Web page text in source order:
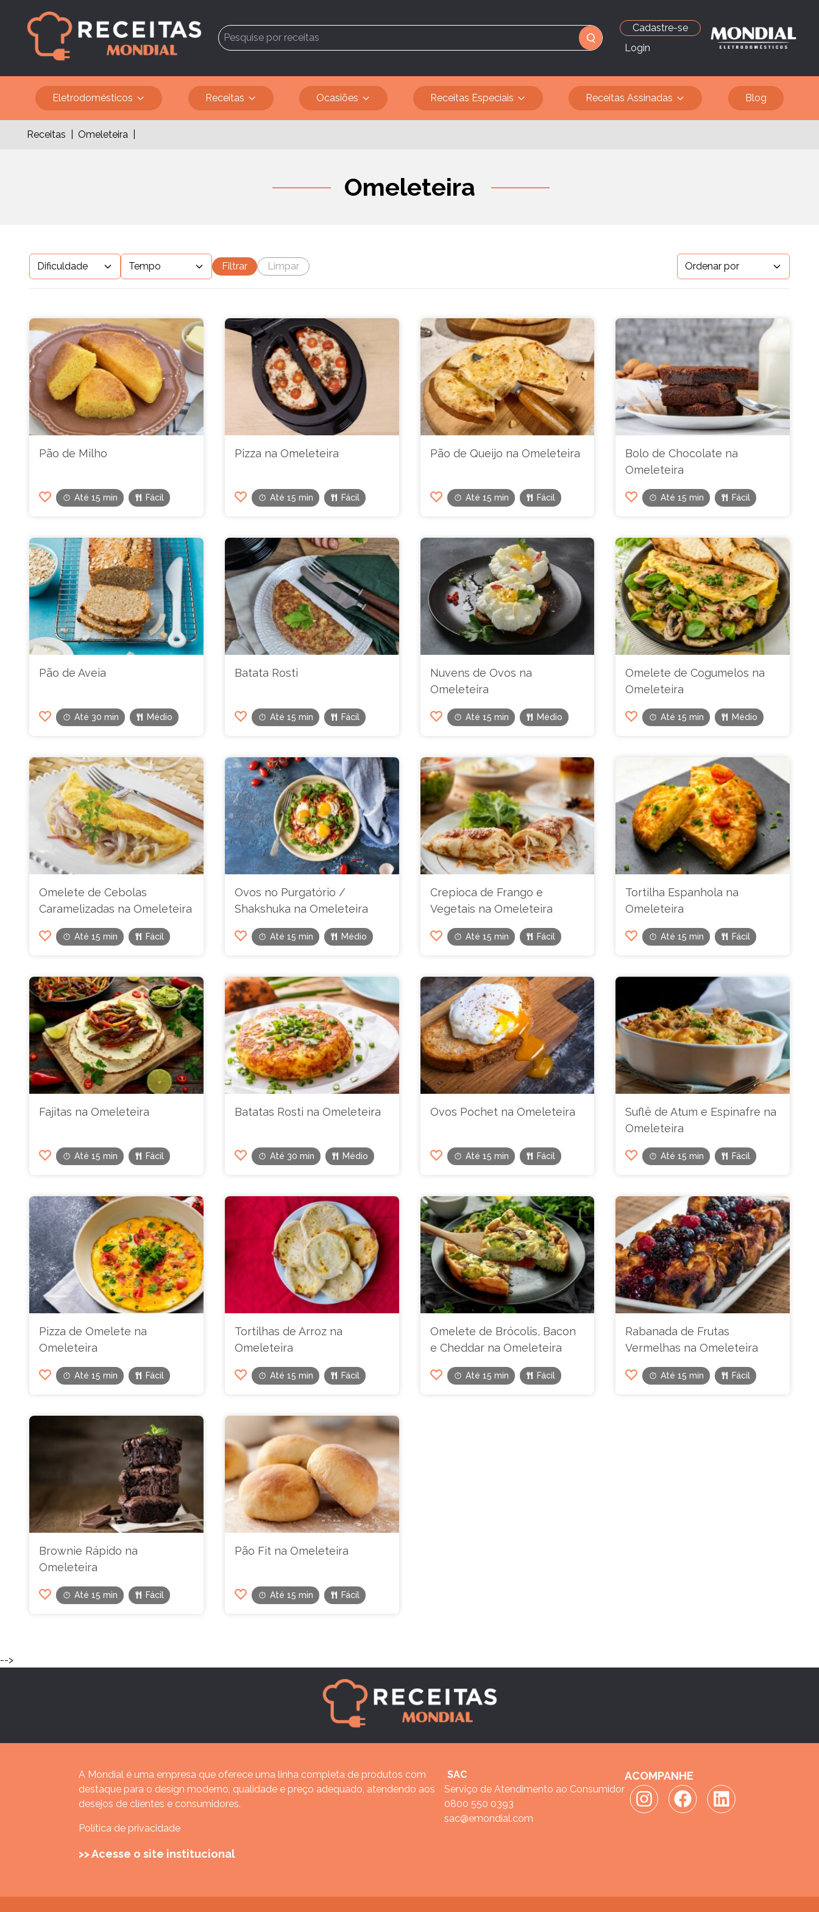
Cadastre-se
Login
Eletrodomésticos Receitas Ocasiões Receitas Especiais Receitas Assinadas Blog
Receitas Omeleteira
Omeleteira
Dificuldade Tempo Filtrar Limpar Ordenar por
Pão de Milho
Até 15 min Fácil
Pizza na Omeleteira
Até 15 min Fácil
Pão de Queijo na Omeleteira
Até 15 min Fácil
Bolo de Chocolate na
Omeleteira
Até 15 min Fácil
Pão de Aveia
Até 30 min Médio
Batata Rosti
Até 15 min Fácil
Nuvens de Ovos na
Omeleteira
Até 15 min Médio
Omelete de Cogumelos na
Omeleteira
Até 15 min Médio
Omelete de Cebolas
Caramelizadas na Omeleteira
Até 15 min Fácil
Ovos no Purgatório /
Shakshuka na Omeleteira
Até 15 min Médio
Crepioca de Frango e
Vegetais na Omeleteira
Até 15 min Fácil
Tortilha Espanhola na
Omeleteira
Até 15 min Fácil
Fajitas na Omeleteira
Até 15 min Fácil
Batatas Rosti na Omeleteira
Até 30 min Médio
Ovos Pochet na Omeleteira
Até 15 min Fácil
Suflê de Atum e Espinafre na
Omeleteira
Até 15 min Fácil
Pizza de Omelete na
Omeleteira
Até 15 min Fácil
Tortilhas de Arroz na
Omeleteira
Até 15 min Fácil
Omelete de Brócolis, Bacon
e Cheddar na Omeleteira
Até 15 min Fácil
Rabanada de Frutas
Vermelhas na Omeleteira
Até 15 min Fácil
Brownie Rápido na
Omeleteira
Até 15 min Fácil
Pão Fit na Omeleteira
Até 15 min Fácil
-->
A Mondial é uma empresa que oferece uma linha completa de produtos com
destaque para o design moderno, qualidade e preço adequado, atendendo aos
desejos de clientes e consumidores.
Política de privacidade
>> Acesse o site institucional
SAC
Serviço de Atendimento ao Consumidor
0800 550 0393
sac@emondial.com
ACOMPANHE